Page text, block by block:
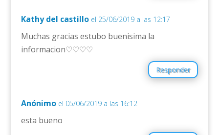
Kathy del castillo el 25/06/2019 a las 12:17
Muchas gracias estubo buenisima la
informacion♡♡♡♡
Responder
Anónimo el 05/06/2019 a las 16:12
esta bueno